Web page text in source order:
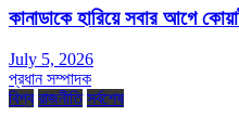
কানাডাকে হারিয়ে সবার আগে
July 5, 2026
প্রধান সম্পাদক
বিশ্ব রাজনীতি সর্বশেষ